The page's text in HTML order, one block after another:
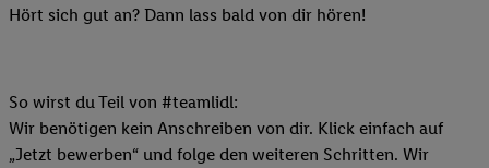
Hört sich gut an? Dann lass bald von dir hören!
So wirst du Teil von #teamlidl:
Wir benötigen kein Anschreiben von dir. Klick einfach auf
„Jetzt bewerben“ und folge den weiteren Schritten. Wir